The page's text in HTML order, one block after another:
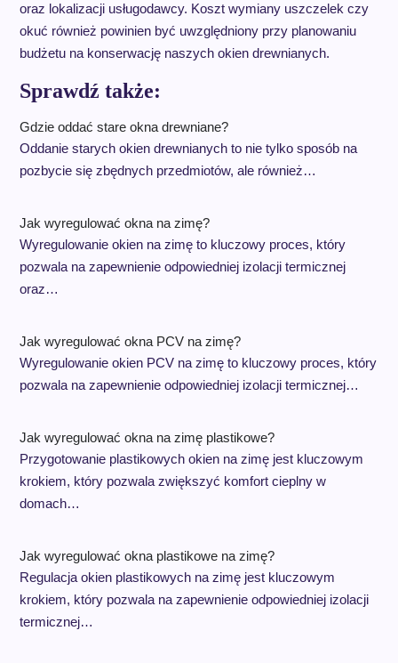
oraz lokalizacji usługodawcy. Koszt wymiany uszczelek czy
okuć również powinien być uwzględniony przy planowaniu
budżetu na konserwację naszych okien drewnianych.
Sprawdź także:
Gdzie oddać stare okna drewniane?
Oddanie starych okien drewnianych to nie tylko sposób na
pozbycie się zbędnych przedmiotów, ale również…
Jak wyregulować okna na zimę?
Wyregulowanie okien na zimę to kluczowy proces, który
pozwala na zapewnienie odpowiedniej izolacji termicznej
oraz…
Jak wyregulować okna PCV na zimę?
Wyregulowanie okien PCV na zimę to kluczowy proces, który
pozwala na zapewnienie odpowiedniej izolacji termicznej…
Jak wyregulować okna na zimę plastikowe?
Przygotowanie plastikowych okien na zimę jest kluczowym
krokiem, który pozwala zwiększyć komfort cieplny w
domach…
Jak wyregulować okna plastikowe na zimę?
Regulacja okien plastikowych na zimę jest kluczowym
krokiem, który pozwala na zapewnienie odpowiedniej izolacji
termicznej…